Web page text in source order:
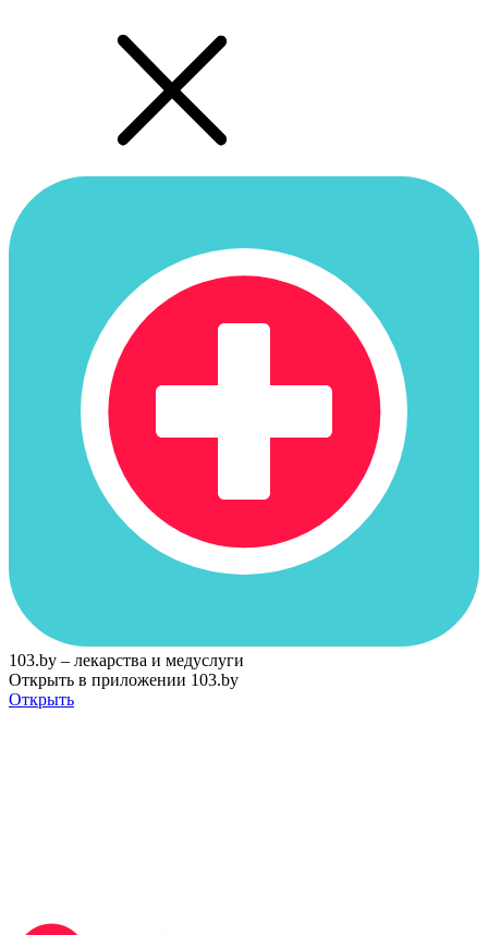
103.by – лекарства и медуслуги
Открыть в приложении 103.by
Открыть